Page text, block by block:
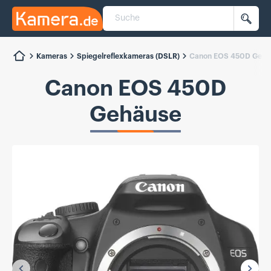
Kamera.de
Suche
Kameras Spiegelreflexkameras (DSLR) Canon EOS 450D
Canon EOS 450D
Gehäuse